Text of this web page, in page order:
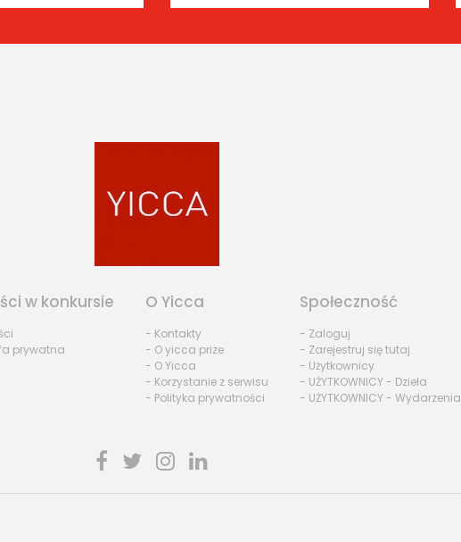
w konkursie
prywatna
O Yicca
- Kontakty
- O yicca prize
- O Yicca
- Korzystanie z serwisu
- Polityka prywatności
Społeczność
- Zaloguj
- Zarejestruj się tutaj
- Użytkownicy
- UŻYTKOWNICY - Dzieła
- UŻYTKOWNICY - Wydarzenia